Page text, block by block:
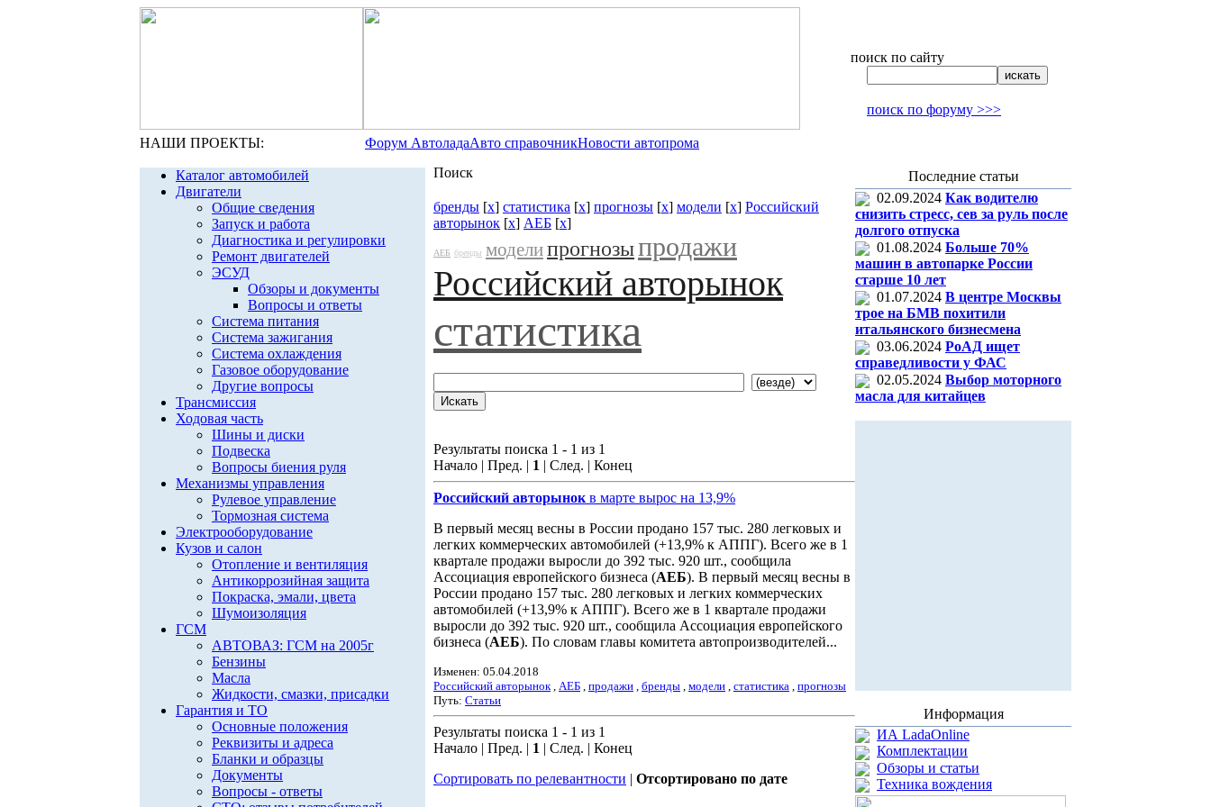
поиск по сайту
поиск по форуму >>>
НАШИ ПРОЕКТЫ: Форум АвтоладаАвто справочникНовости автопрома
Каталог автомобилей
Двигатели
Общие сведения
Запуск и работа
Диагностика и регулировки
Ремонт двигателей
ЭСУД
Обзоры и документы
Вопросы и ответы
Система питания
Система зажигания
Система охлаждения
Газовое оборудование
Другие вопросы
Трансмиссия
Ходовая часть
Шины и диски
Подвеска
Вопросы биения руля
Механизмы управления
Рулевое управление
Тормозная система
Электрооборудование
Кузов и салон
Отопление и вентиляция
Антикоррозийная защита
Покраска, эмали, цвета
Шумоизоляция
ГСМ
АВТОВАЗ: ГСМ на 2005г
Бензины
Масла
Жидкости, смазки, присадки
Гарантия и ТО
Основные положения
Реквизиты и адреса
Бланки и образцы
Документы
Вопросы - ответы
Поиск
бренды [x] статистика [x] прогнозы [x] модели [x] Российский
авторынок [x] АЕБ [x]
АЕБ бренды моделипрогнозыпродажи
Российский авторынок
статистика
Результаты поиска 1 - 1 из 1
Начало | Пред. | 1 | След. | Конец
Российский авторынок в марте вырос на 13,9%
В первый месяц весны в России продано 157 тыс. 280 легковых и
легких коммерческих автомобилей (+13,9% к АППГ). Всего же в 1
квартале продажи выросли до 392 тыс. 920 шт., сообщила
Ассоциация европейского бизнеса (АЕБ). В первый месяц весны в
России продано 157 тыс. 280 легковых и легких коммерческих
автомобилей (+13,9% к АППГ). Всего же в 1 квартале продажи
выросли до 392 тыс. 920 шт., сообщила Ассоциация европейского
бизнеса (АЕБ). По словам главы комитета автопроизводителей...
Изменен: 05.04.2018
Российский авторынок, АЕБ , продажи , бренды , модели , статистика , прогнозы
Путь: Статьи
Результаты поиска 1 - 1 из 1
Начало | Пред. | 1 | След. | Конец
Сортировать по релевантности | Отсортировано по дате
Последние статьи
02.09.2024 Как водителю
снизить стресс, сев за руль после
долгого отпуска
01.08.2024 Больше 70%
машин в автопарке России
старше 10 лет
01.07.2024 В центре Москвы
трое на БМВ похитили
итальянского бизнесмена
03.06.2024 РоАД ищет
справедливости у ФАС
02.05.2024 Выбор моторного
масла для китайцев
Информация
ИА LadaOnline
Комплектации
Обзоры и статьи
Техника вождения